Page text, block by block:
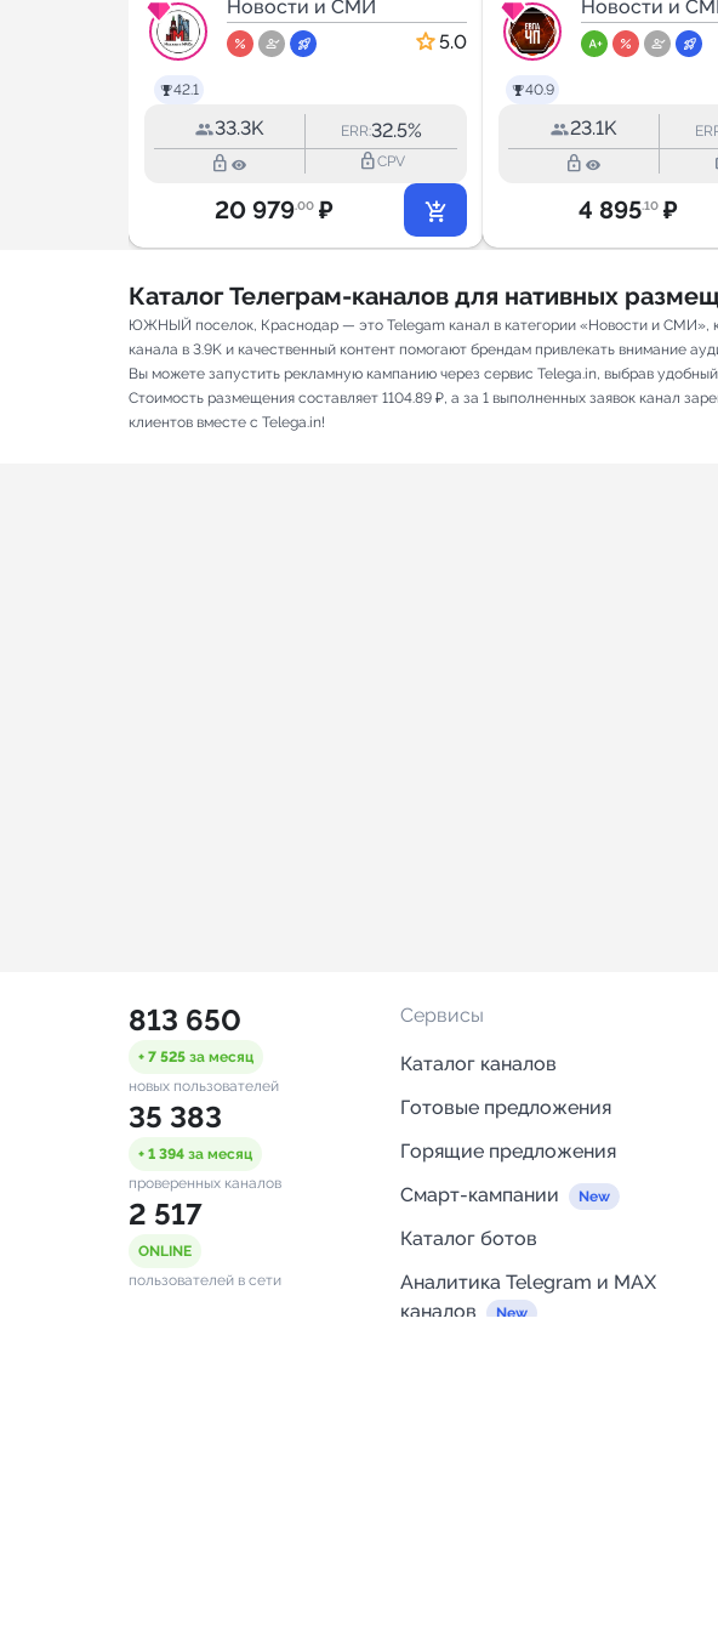
42.1
Новости и СМИ
5.0
33.3K ERR:32.5%
lock_outline lock_outlineCPV
20 979.00 ₽
40.9
Новости и
23.1K
lock_outline
4 895.10 ₽
Каталог Телеграм-каналов для нативных
ЮЖНЫЙ поселок, Краснодар — это Telegam канал в категории «Новости и СМИ»,
канала в 3.9K и качественный контент помогают брендам привлекать внимание
Вы можете запустить рекламную кампанию через сервис Telega.in, выбрав
Стоимость размещения составляет 1104.89 ₽, а за 1 выполненных заявок канал
клиентов вместе с Telega.in!
813 650
+ 7 525 за месяц
новых пользователей
35 383
+ 1 394 за месяц
проверенных каналов
2 517
ONLINE
пользователей в сети
Сервисы
Каталог каналов
Готовые предложения
Горящие предложения
Смарт-кампании
Каталог ботов
Аналитика Telegram и MAX
каналов